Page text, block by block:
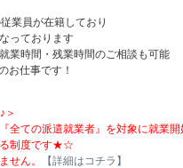
業員が在籍しており
っております
業時間・残業時間のご相談も可能
お仕事です！
＞
ての派遣就業者』を対象に就業開
る制度です★☆
せん。
【詳細はコチラ】